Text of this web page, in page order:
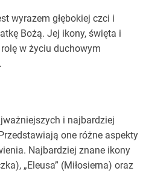
wyrazem głębokiej czci i
Bożą. Jej ikony, święta i
w życiu duchowym
i najbardziej
one różne aspekty
Najbardziej znane ikony
„Eleusa” (Miłosierna) oraz